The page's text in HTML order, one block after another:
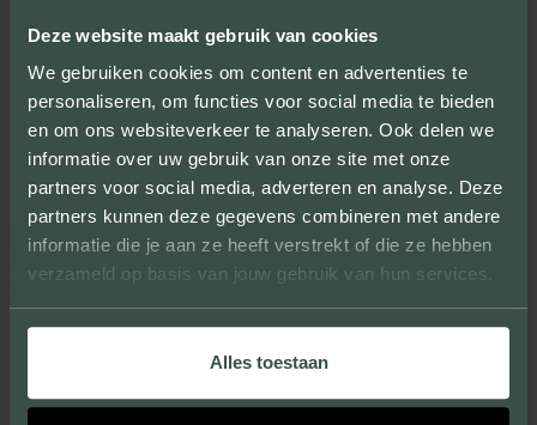
Deze website maakt gebruik van cookies
We gebruiken cookies om content en advertenties te
personaliseren, om functies voor social media te bieden
en om ons websiteverkeer te analyseren. Ook delen we
informatie over uw gebruik van onze site met onze
partners voor social media, adverteren en analyse. Deze
partners kunnen deze gegevens combineren met andere
informatie die je aan ze heeft verstrekt of die ze hebben
verzameld op basis van jouw gebruik van hun services.
Alles toestaan